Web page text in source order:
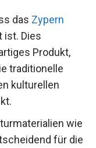
das Zypern
ist. Dies
Produkt,
traditionelle
kulturellen
wie
für die